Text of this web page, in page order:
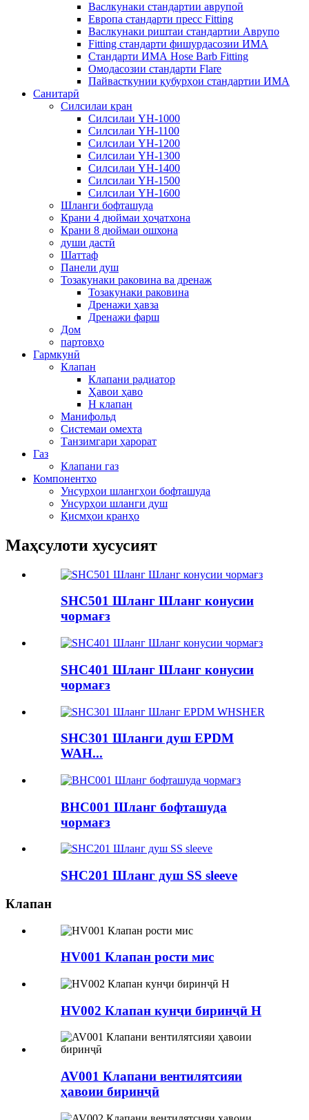
Васлкунаки стандартии аврупоӣ
Европа стандарти пресс Fitting
Васлкунаки риштаи стандартии Аврупо
Fitting стандарти фишурдасозии ИМА
Стандарти ИМА Hose Barb Fitting
Омодасозии стандарти Flare
Пайвасткунии қубурҳои стандартии ИМА
Санитарӣ
Силсилаи кран
Силсилаи YH-1000
Силсилаи YH-1100
Силсилаи YH-1200
Силсилаи YH-1300
Силсилаи YH-1400
Силсилаи YH-1500
Силсилаи YH-1600
Шланги бофташуда
Крани 4 дюймаи ҳоҷатхона
Крани 8 дюймаи ошхона
души дастӣ
Шаттаф
Панели душ
Тозакунаки раковина ва дренаж
Тозакунаки раковина
Дренажи ҳавза
Дренажи фарш
Дом
партовҳо
Гармкунӣ
Клапан
Клапани радиатор
Ҳавои ҳаво
H клапан
Манифольд
Системаи омехта
Танзимгари ҳарорат
Газ
Клапани газ
Компонентхо
Унсурҳои шлангҳои бофташуда
Унсурҳои шланги душ
Қисмҳои кранҳо
Маҳсулоти хусусият
SHC501 Шланг Шланг конусии
чормағз
SHC401 Шланг Шланг конусии
чормағз
SHC301 Шланги душ EPDM
WAH...
BHC001 Шланг бофташуда
чормағз
SHC201 Шланг душ SS sleeve
Клапан
HV001 Клапан рости мис
HV002 Клапан кунҷи биринҷӣ H
AV001 Клапани вентилятсияи
ҳавоии биринҷӣ